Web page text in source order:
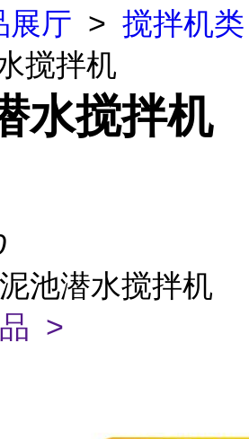
展厅 > 搅拌机类
搅拌机
水搅拌机
池潜水搅拌机
>